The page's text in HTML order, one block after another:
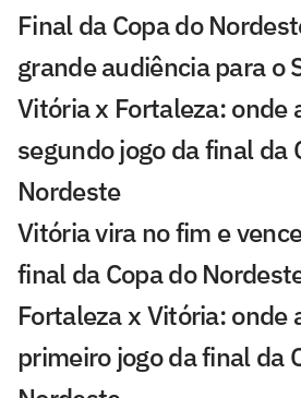
Final da Copa do
grande audiência para o
Vitória x Fortaleza: onde
segundo jogo da final da
Nordeste
Vitória vira no fim e
final da Copa do
Fortaleza x Vitória: onde
primeiro jogo da final da